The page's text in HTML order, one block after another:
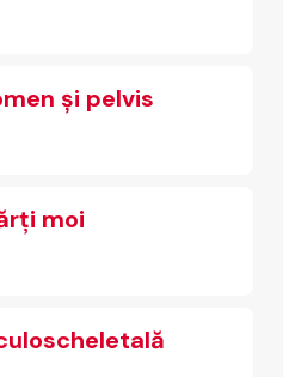
și pelvis
moi